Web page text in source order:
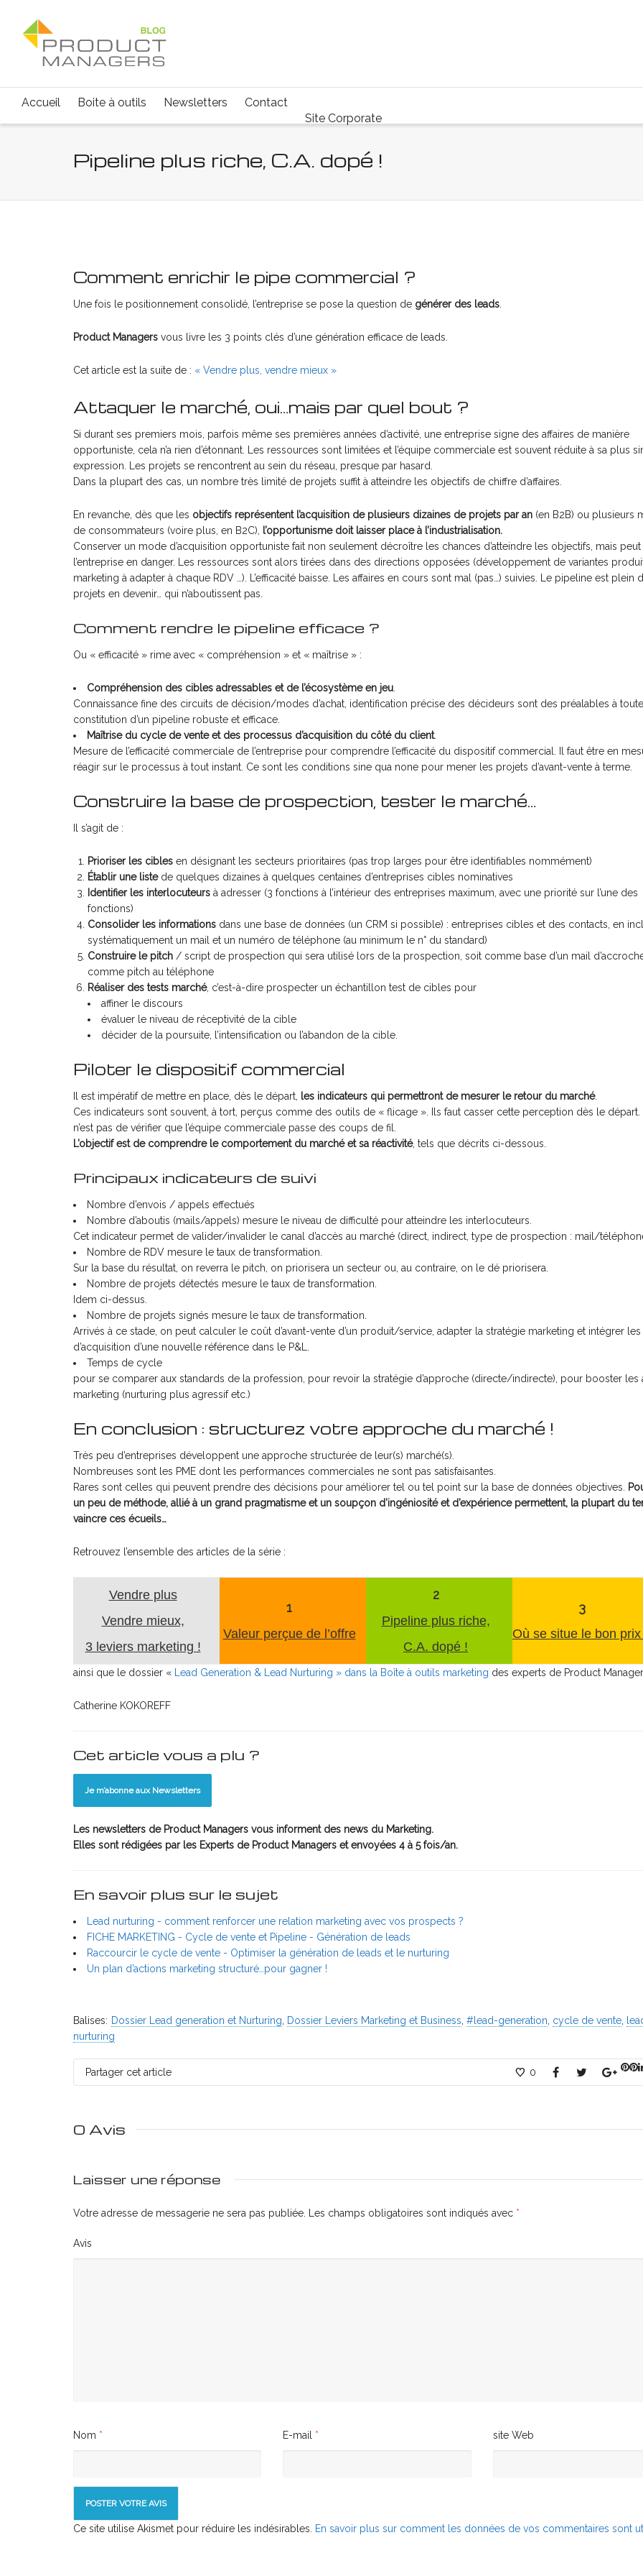
Accueil Boite à outils Newsletters
Contact
Site Corporate
Pipeline plus riche, C.A. dopé !
Comment enrichir le pipe commercial ?
Une fois le positionnement consolidé, l’entreprise se pose la question de générer des leads
Product Managers vous livre les 3 points clés d’une génération efficace de leads.
Cet article est la suite de : « Vendre plus, vendre mieux »
Attaquer le marché, oui…mais par quel bout ?
Si durant ses premiers mois, parfois même ses premières années d’activité, une entreprise signe des affaires de manière
opportuniste, cela n’a rien d’étonnant. Les ressources sont limitées et l’équipe commerciale est souvent réduite à sa plus
expression. Les projets se rencontrent au sein du réseau, presque par hasard.
Dans la plupart des cas, un nombre très limité de projets suffit à atteindre les objectifs de chiffre d’affaires.
En revanche, dès que les objectifs représentent l’acquisition de plusieurs dizaines de projets par an (en B2B) ou plusieurs
de consommateurs (voire plus, en B2C),
l’opportunisme doit laisser place à l’industrialisation.
Conserver un mode d’acquisition opportuniste fait non seulement décroître les chances d’atteindre les objectifs, mais
l’entreprise en danger. Les ressources sont alors tirées dans des directions opposées (développement de variantes
marketing à adapter à chaque RDV …). L’efficacité baisse. Les affaires en cours sont mal (pas…) suivies. Le pipeline est plein
projets en devenir… qui n’aboutissent pas.
Comment rendre le pipeline efficace ?
Ou « efficacité » rime avec « compréhension » et « maîtrise » :
Compréhension des cibles adressables et de l’écosystème en jeu
Connaissance fine des circuits de décision/modes d’achat, identification précise des décideurs sont des préalables à toute
constitution d’un pipeline robuste et efficace.
Maîtrise du cycle de vente et des processus d’acquisition du côté du client.
Mesure de l’efficacité commerciale de l’entreprise pour comprendre l’efficacité du dispositif commercial. Il faut être en
réagir sur le processus à tout instant. Ce sont les conditions sine qua none pour mener les projets d’avant-vente à terme.
Construire la base de prospection, tester le marché…
Il s’agit de :
Prioriser les cibles en désignant les secteurs prioritaires (pas trop larges pour être identifiables nommément)
Établir une listede quelques dizaines à quelques centaines d’entreprises cibles nominatives
Identifier les interlocuteurs à adresser (3 fonctions à l’intérieur des entreprises maximum, avec une priorité sur l’une des
fonctions)
Consolider les informations dans une base de données (un CRM si possible) : entreprises cibles et des contacts, en
systématiquement un mail et un numéro de téléphone (au minimum le n° du standard)
Construire le pitch / script de prospection qui sera utilisé lors de la prospection, soit comme base d’un mail
comme pitch au téléphone
Réaliser des tests marché, c’est-à-dire prospecter un échantillon test de cibles pour
affiner le discours
évaluer le niveau de réceptivité de la cible
décider de la poursuite, l’intensification ou l’abandon de la cible.
Piloter le dispositif commercial
Il est impératif de mettre en place, dès le départ, les indicateurs qui permettront de mesurer le retour du marché.
Ces indicateurs sont souvent, à tort, perçus comme des outils de « flicage ». Ils faut casser cette perception dès le départ.
n’est pas de vérifier que l’équipe commerciale passe des coups de fil.
L’objectif est de comprendre le comportement du marché et sa réactivité, tels que décrits ci-dessous.
Principaux indicateurs de suivi
Nombre d’envois / appels effectués
Nombre d’aboutis (mails/appels) mesure le niveau de difficulté pour atteindre les interlocuteurs.
Cet indicateur permet de valider/invalider le canal d’accès au marché (direct, indirect, type de prospection : mail/
Nombre de RDV mesure le taux de transformation.
Sur la base du résultat, on reverra le pitch, on priorisera un secteur ou, au contraire, on le dé priorisera.
Nombre de projets détectés mesure le taux de transformation.
Idem ci-dessus.
Nombre de projets signés mesure le taux de transformation.
Arrivés à ce stade, on peut calculer le coût d’avant-vente d’un produit/service, adapter la stratégie marketing et intégrer
d’acquisition d’une nouvelle référence dans le P&L.
Temps de cycle
pour se comparer aux standards de la profession, pour revoir la stratégie d’approche (directe/indirecte), pour booster les
marketing (nurturing plus agressif etc.)
En conclusion : structurez votre approche du marché !
Très peu d’entreprises développent une approche structurée de leur(s) marché(s).
Nombreuses sont les PME dont les performances commerciales ne sont pas satisfaisantes.
Rares sont celles qui peuvent prendre des décisions pour améliorer tel ou tel point sur la base de données objectives.
un peu de méthode, allié à un grand pragmatisme et un soupçon d’ingéniosité et d’expérience permettent, la plupart du
vaincre ces écueils…
Retrouvez l’ensemble des articles de la série :
Vendre plus
Vendre mieux,
3 leviers marketing !
1
Valeur perçue de l’offre
2
Pipeline plus riche,
C.A. dopé !
3
Où se situe le bon
ainsi que le dossier « Lead Generation & Lead Nurturing » dans la Boîte à outils marketing des experts de Product
Catherine KOKOREFF
Cet article vous a plu ?
Je m’abonne aux Newsletters
Les newsletters de Product Managers vous informent des news du Marketing.
Elles sont rédigées par les Experts de Product Managers et envoyées 4 à 5 fois/an.
En savoir plus sur le sujet
Lead nurturing - comment renforcer une relation marketing avec vos prospects ?
FICHE MARKETING - Cycle de vente et Pipeline - Génération de leads
Raccourcir le cycle de vente - Optimiser la génération de leads et le nurturing
Un plan d’actions marketing structuré…pour gagner !
Balises: Dossier Lead generation et Nurturing Dossier Leviers Marketing et Business #lead-generation cycle de vente
nurturing
Partager cet article 0
0 Avis
Laisser une réponse
Votre adresse de messagerie ne sera pas publiée. Les champs obligatoires sont indiqués avec *
Avis
Nom * E-mail * site Web
Ce site utilise Akismet pour réduire les indésirables. En savoir plus sur comment les données de vos commentaires sont